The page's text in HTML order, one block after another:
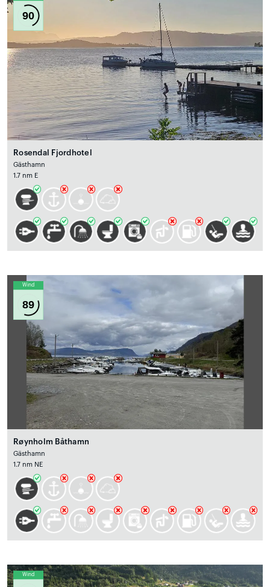
90
Rosendal Fjordhotel
Gästhamn
1.7 nm E
Wind
89
Røynholm Båthamn
Gästhamn
1.7 nm NE
Wind